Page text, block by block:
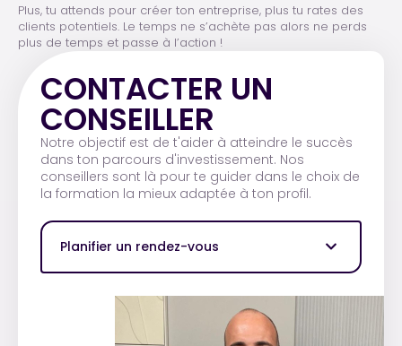
Plus, tu attends pour créer ton entreprise, plus tu rates des
clients potentiels. Le temps ne s’achète pas alors ne perds
plus de temps et passe à l’action !
CONTACTER UN
CONSEILLER
Notre objectif est de t'aider à atteindre le succès
dans ton parcours d'investissement. Nos
conseillers sont là pour te guider dans le choix de
la formation la mieux adaptée à ton profil.
Planifier un rendez-vous